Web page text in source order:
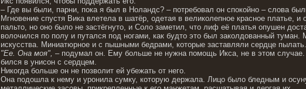
– Где вы были, парни, пока я был в Ноландс? – потребовал он спокойно – слова
Мгновение спустя Вика влетела в шатёр, одетая в великолепное красное платье,
пальто, но оно было не застёгнуто, и Соло заметил, что лиф её платья опушен
волочился по полу и путался под ногами, как будто это был заколдованный
искусства. Миниатюрное и с пышными бедрами, которые заставляли сердце пылать.
"Ее. Она моя",– подумал он. Ему больше не нужна помощь Икса, не в этом случае.
бился в унисон с сердцем.
Никогда больше он не позволит ей убежать от него.
Она подошла к нему и уронила сумку, которую держала. Лицо было бледным и